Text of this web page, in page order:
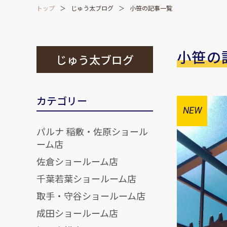
トップ じゅう太ブログ 小笹の記事一覧
小笹の
じゅう太ブログ
カテゴリー
パルナ 稲敷・佐原ショール
ーム店
佐倉ショールーム店
千葉若葉ショールーム店
取手・守谷ショールーム店
成田ショールーム店